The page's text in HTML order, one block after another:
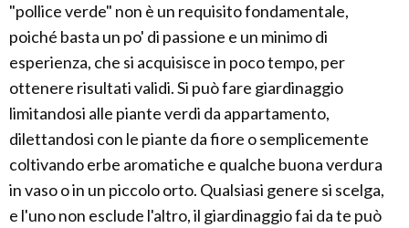
"pollice verde" non è un requisito fondamentale,
poiché basta un po' di passione e un minimo di
esperienza, che si acquisisce in poco tempo, per
ottenere risultati validi. Si può fare giardinaggio
limitandosi alle piante verdi da appartamento,
dilettandosi con le piante da fiore o semplicemente
coltivando erbe aromatiche e qualche buona verdura
in vaso o in un piccolo orto. Qualsiasi genere si scelga,
e l'uno non esclude l'altro, il giardinaggio fai da te può